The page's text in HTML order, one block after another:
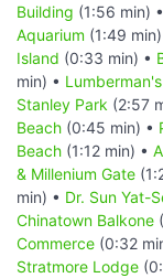
Building (1:56 min) •
Aquarium (1:49 min)
Island (0:33 min) •
min) •
Stanley Park (2:57
Beach (0:45 min) •
Beach (1:12 min) •
& Millenium Gate
min) • Dr. Sun Yat-
Chinatown Balkone
Commerce (0:32
Stratmore Lodge